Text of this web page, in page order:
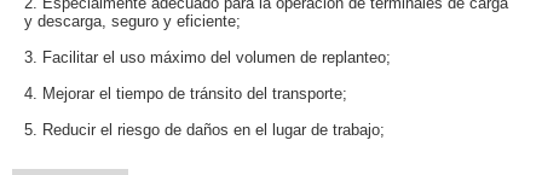
y descarga, seguro y eficiente;
3. Facilitar el uso máximo del volumen de replanteo;
4. Mejorar el tiempo de tránsito del transporte;
5. Reducir el riesgo de daños en el lugar de trabajo;